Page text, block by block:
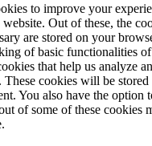
to improve your
Out of these, the
are stored on your
of basic functionalities
that help us analyze
These cookies will be
You also have the option
of some of these cookies